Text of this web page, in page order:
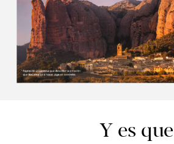
Y es que